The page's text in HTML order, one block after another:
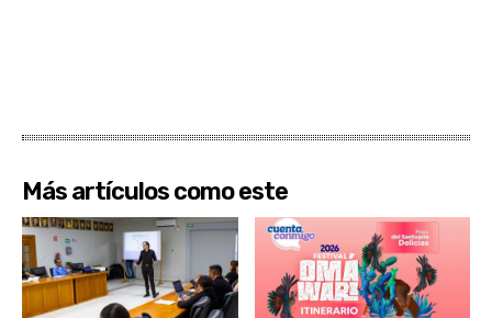
Más artículos como este